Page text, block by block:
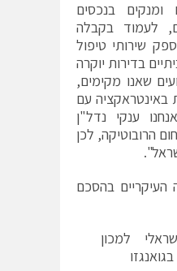
ומנקים בנכסים
לעמוד בקבלה
שירותי טיפול
בדירות יוקרה
שאנו מקימים,
באינטראקציה עם
ענקי נדל"ן
הרובוטיקה, לכן
העיקריים בהסכם
למכון